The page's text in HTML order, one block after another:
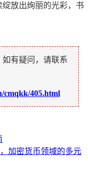
放出绚丽的光彩，书
如有疑问，请联系
cmqkk/405.html
加密货币领域的多元